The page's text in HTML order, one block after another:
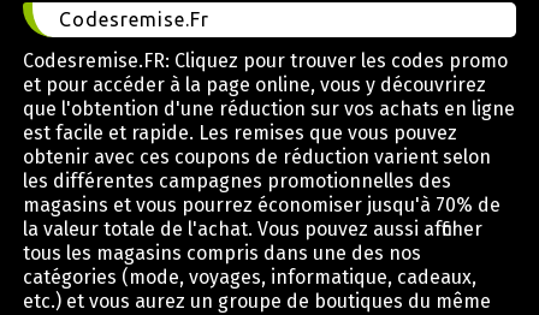
Codesremise.Fr
Codesremise.FR: Cliquez pour trouver les codes promo
et pour accéder à la page online, vous y découvrirez
que l'obtention d'une réduction sur vos achats en ligne
est facile et rapide. Les remises que vous pouvez
obtenir avec ces coupons de réduction varient selon
les différentes campagnes promotionnelles des
magasins et vous pourrez économiser jusqu'à 70% de
la valeur totale de l'achat. Vous pouvez aussi afficher
tous les magasins compris dans une des nos
catégories (mode, voyages, informatique, cadeaux,
etc.) et vous aurez un groupe de boutiques du même